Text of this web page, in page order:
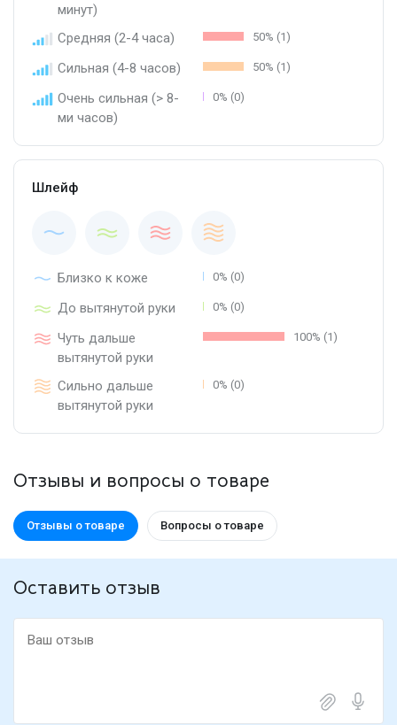
минут)
Средняя (2-4 часа) 50% (1)
Сильная (4-8 часов) 50% (1)
Очень сильная (> 8-
ми часов)
0% (0)
Шлейф
Близко к коже 0% (0)
До вытянутой руки 0% (0)
Чуть дальше
вытянутой руки
100% (1)
Сильно дальше
вытянутой руки
0% (0)
Отзывы и вопросы о товаре
Отзывы о товаре Вопросы о товаре
Оставить отзыв